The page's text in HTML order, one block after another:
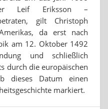
Leif Eriksson –
gilt Christoph
da erst nach
am 12. Oktober 1492
und schließlich
durch die europäischen
dieses Datum einen
markiert.